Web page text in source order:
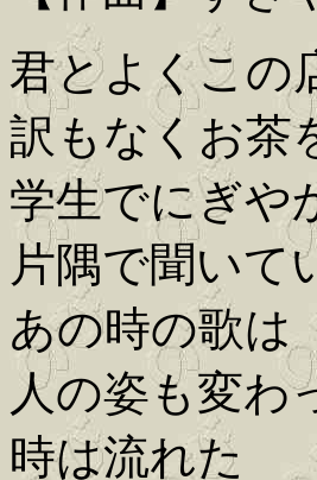
君とよくこ
訳もなくお
学生でにぎ
片隅で聞い
あの時の歌
人の姿も変わ
時は流れた